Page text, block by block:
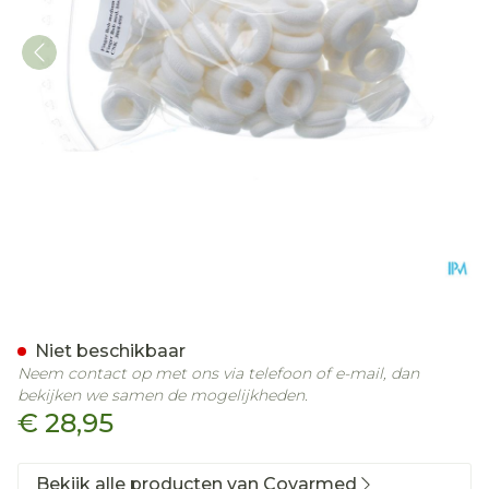
€ 28,95
Niet beschikbaar
Neem contact op met ons via telefoon of e-mail, dan
bekijken we samen de mogelijkheden.
Bekijk alle producten van Covarmed